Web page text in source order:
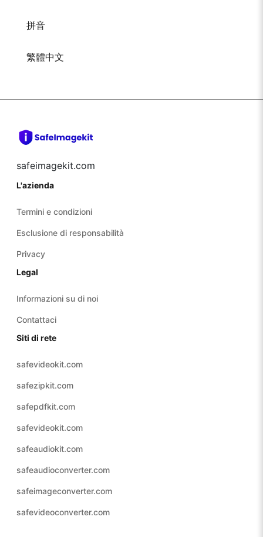
拼音
繁體中文
safeimagekit.com
L'azienda
Termini e condizioni
Esclusione di responsabilità
Privacy
Legal
Informazioni su di noi
Contattaci
Siti di rete
safevideokit.com
safezipkit.com
safepdfkit.com
safevideokit.com
safeaudiokit.com
safeaudioconverter.com
safeimageconverter.com
safevideoconverter.com